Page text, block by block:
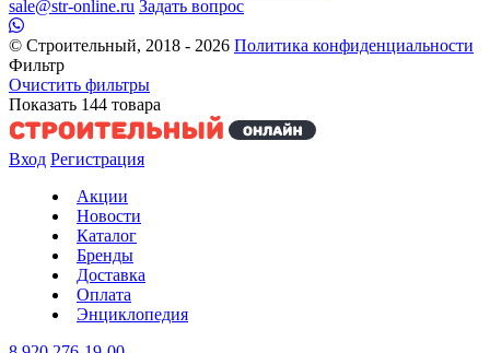
sale@str-online.ru Задать вопрос
© Строительный, 2018 - 2026 Политика конфиденциальности
Фильтр
Очистить фильтры
Показать 144 товара
Вход Регистрация
Акции
Новости
Каталог
Бренды
Доставка
Оплата
Энциклопедия